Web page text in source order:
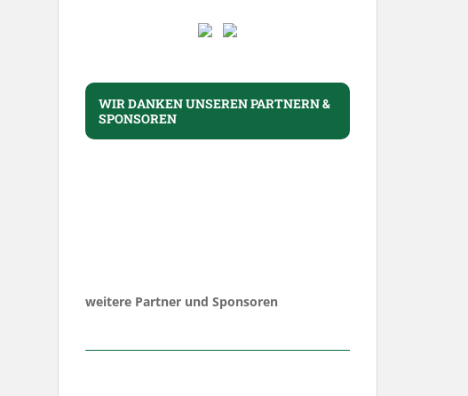
WIR DANKEN UNSEREN PARTNERN &
SPONSOREN
weitere Partner und Sponsoren